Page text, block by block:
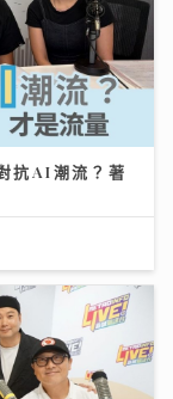
抗AI潮流？著